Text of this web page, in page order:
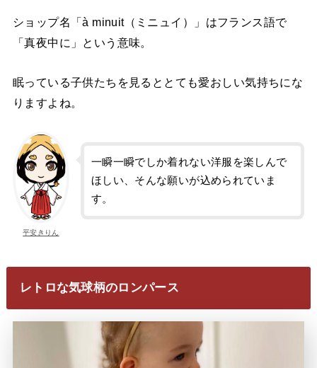
ショップ名「à minuit（ミニュイ）」はフランス語で
「真夜中に」という意味。
眠っている子供たちを見るととても愛おしい気持ちにな
りますよね。
平安きりん
一瞬一瞬でしか着れない洋服を楽しんで
ほしい、そんな願いが込められていま
す。
レトロな気球柄のロンパース